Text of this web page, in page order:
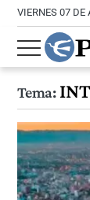
VIERNES 07 DE
Tema: